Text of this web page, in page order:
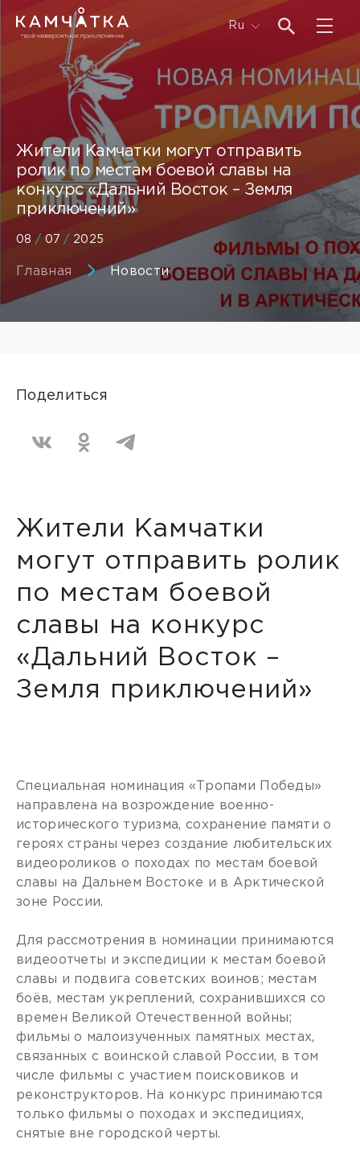
Ru
Жители Камчатки могут отправить
ролик по местам боевой славы на
конкурс «Дальний Восток – Земля
приключений»
08 / 07 / 2025
Главная Новости
Поделиться
Жители Камчатки
могут отправить ролик
по местам боевой
славы на конкурс
«Дальний Восток –
Земля приключений»
Специальная номинация «Тропами Победы»
направлена на возрождение военно-
исторического туризма, сохранение памяти о
героях страны через создание любительских
видеороликов о походах по местам боевой
славы на Дальнем Востоке и в Арктической
зоне России.
Для рассмотрения в номинации принимаются
видеоотчеты и экспедиции к местам боевой
славы и подвига советских воинов; местам
боёв, местам укреплений, сохранившихся со
времен Великой Отечественной войны;
фильмы о малоизученных памятных местах,
связанных с воинской славой России, в том
числе фильмы с участием поисковиков и
реконструкторов. На конкурс принимаются
только фильмы о походах и экспедициях,
снятые вне городской черты.